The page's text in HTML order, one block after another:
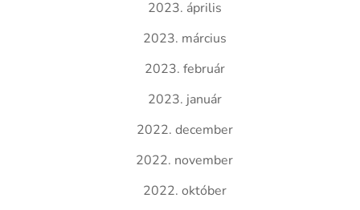
2023. április
2023. március
2023. február
2023. január
2022. december
2022. november
2022. október